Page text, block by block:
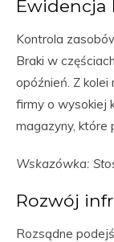
Kontrola
Braki w
opóźnień. Z
firmy o wysokiej
magazyny, które
Wskazówka:
Rozwój
Rozsądne